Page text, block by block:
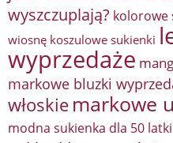
wyszczuplają? kolorowe
wiosnę koszulowe sukienki
wyprzedaże
markowe bluzki
włoskie markowe
modna sukienka dla 50 latki